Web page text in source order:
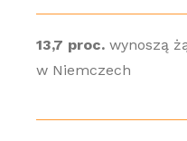
13,7 proc.wynoszą
w Niemczech